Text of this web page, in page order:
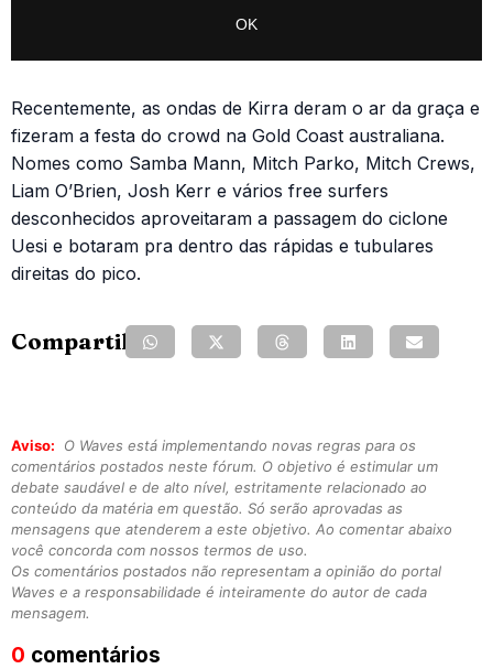
Recentemente, as ondas de Kirra deram o ar da graça e
fizeram a festa do crowd na Gold Coast australiana.
Nomes como Samba Mann, Mitch Parko, Mitch Crews,
Liam O’Brien, Josh Kerr e vários free surfers
desconhecidos aproveitaram a passagem do ciclone
Uesi e botaram pra dentro das rápidas e tubulares
direitas do pico.
Compartilhe:
Aviso:
O Waves está implementando novas regras para os
comentários postados neste fórum. O objetivo é estimular um
debate saudável e de alto nível, estritamente relacionado ao
conteúdo da matéria em questão. Só serão aprovadas as
mensagens que atenderem a este objetivo. Ao comentar abaixo
você concorda com nossos termos de uso.
Os comentários postados não representam a opinião do portal
Waves e a responsabilidade é inteiramente do autor de cada
mensagem.
0 comentários